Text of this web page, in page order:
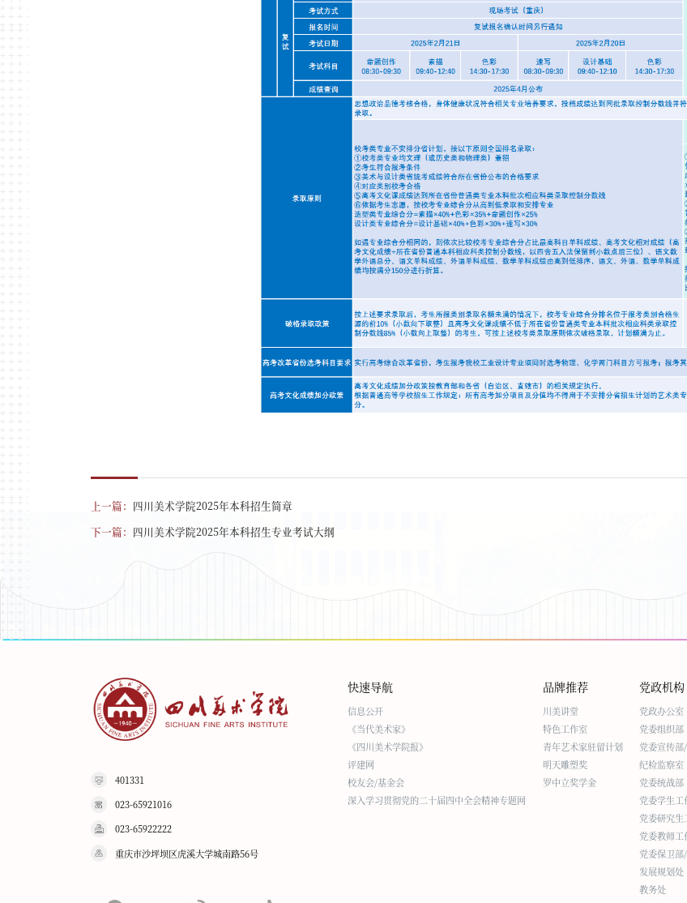
上一篇： 四川美术学院2025年本科招生简章
下一篇： 四川美术学院2025年本科招生专业考试大纲
401331
023-65921016
023-65922222
重庆市沙坪坝区虎溪大学城南路56号
快速导航
信息公开
《当代美术家》
《四川美术学院报》
评建网
校友会/基金会
深入学习贯彻党的二十届四中全会精神专题网
品牌推荐
川美讲堂
特色工作室
青年艺术家驻留计划
明天雕塑奖
罗中立奖学金
党政机构
党政办公室
党委组织部
党委宣传
纪检监察室
党委统战部
党委学生
党委研究生
党委教师
党委保卫
发展规划处
教务处